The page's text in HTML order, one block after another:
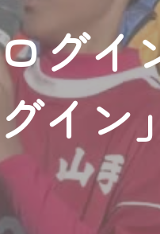
グイ
イン
き、
ンが必要となります
用頂くためのIDです。